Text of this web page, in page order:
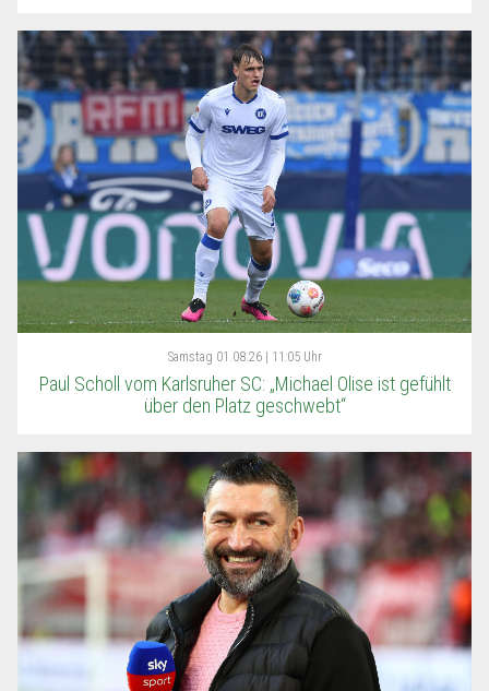
Samstag 01.08.26 | 11:05 Uhr
Paul Scholl vom Karlsruher SC: „Michael Olise ist gefühlt
über den Platz geschwebt“